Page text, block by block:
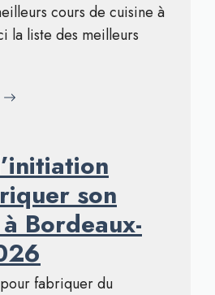
cours de cuisine à
la liste des meilleurs
son
Bordeaux-
fabriquer du